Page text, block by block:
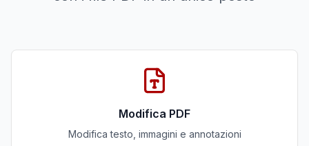
Modifica PDF
Modifica testo, immagini e annotazioni